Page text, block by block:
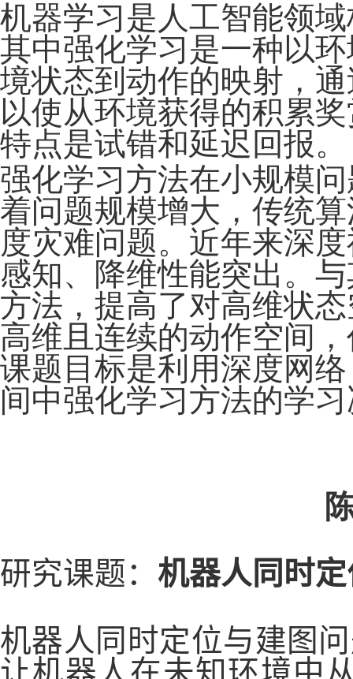
机器学习是人工智能领
其中强化学习是一种以
境状态到动作的映射，
以使从环境获得的积累
特点是试错和延迟回报。
强化学习方法在小规模
着问题规模增大，传统
度灾难问题。近年来深
感知、降维性能突出。
方法，提高了对高维状
高维且连续的动作空间
课题目标是利用深度网
间中强化学习方法的学
研究课题 ： 机器人同时
机器人同时定位与建图